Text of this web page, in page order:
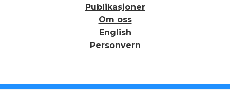
Publikasjoner
Om oss
English
Personvern